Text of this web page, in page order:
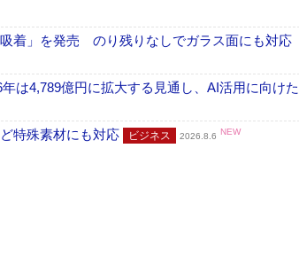
着」を発売 のり残りなしでガラス面にも対応
4,789億円に拡大する見通し、AI活用に向けた
特殊素材にも対応 ビジネス 2026.8.6 NEW